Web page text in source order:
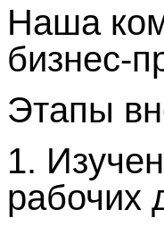
Наша
бизнес-
Этапы
1.
рабочих